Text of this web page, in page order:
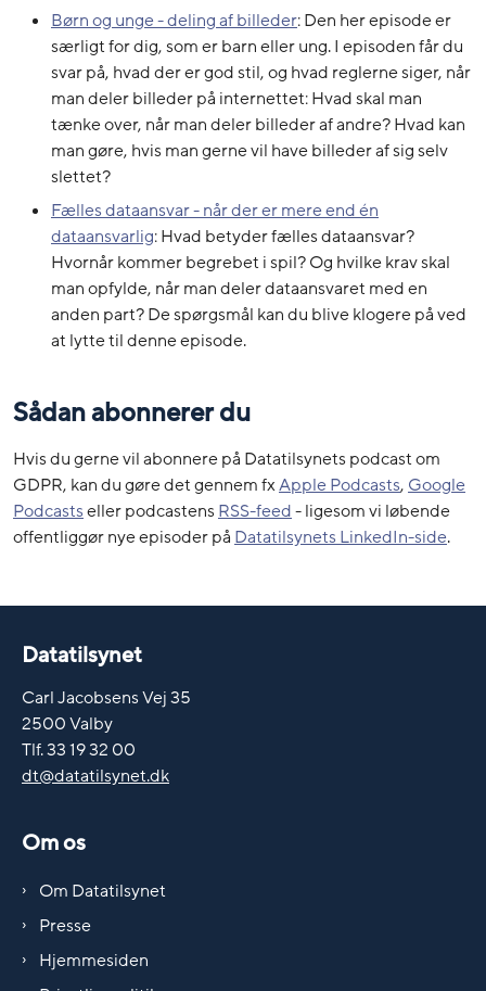
Børn og unge - deling af billeder: Den her episode er
særligt for dig, som er barn eller ung. I episoden får du
svar på, hvad der er god stil, og hvad reglerne siger, når
man deler billeder på internettet: Hvad skal man
tænke over, når man deler billeder af andre? Hvad kan
man gøre, hvis man gerne vil have billeder af sig selv
slettet?
Fælles dataansvar - når der er mere end én
dataansvarlig: Hvad betyder fælles dataansvar?
Hvornår kommer begrebet i spil? Og hvilke krav skal
man opfylde, når man deler dataansvaret med en
anden part? De spørgsmål kan du blive klogere på ved
at lytte til denne episode.
Sådan abonnerer du
Hvis du gerne vil abonnere på Datatilsynets podcast om
GDPR, kan du gøre det gennem fxApple Podcasts, Google
Podcastseller podcastensRSS-feed- ligesom vi løbende
offentliggør nye episoder på Datatilsynets LinkedIn-side.
Datatilsynet
Carl Jacobsens Vej 35
2500 Valby
Tlf. 33 19 32 00
dt@datatilsynet.dk
Om os
Om Datatilsynet
Presse
Hjemmesiden